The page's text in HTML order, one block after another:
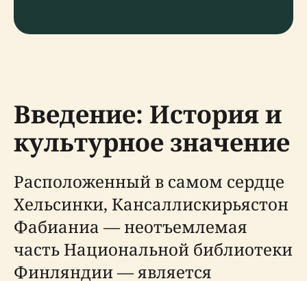
Введение: История и
культурное значение
Расположенный в самом сердце
Хельсинки, Кансаллискирьястон
Фабианиа — неотъемлемая
часть Национальной библиотеки
Финляндии — является